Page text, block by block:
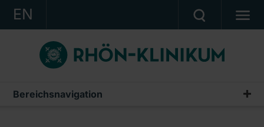
EN
KONZERN
KLINIKEN
KARRIERE
Bereichsnavigation
Publikationen & Präsentationen